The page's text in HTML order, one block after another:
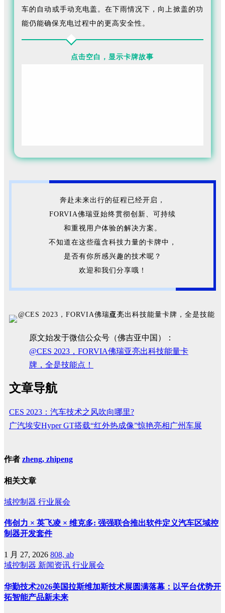
车的自动或手动充电盖。在下雨情况下，向上掀盖的功
能仍能确保充电过程中的更高安全性。
点击空白，显示卡牌故事
奔赴未来出行的征程已经开启，
FORVIA佛瑞亚始终贯彻创新、可持续
和重视用户体验的解决方案。
不知道在这些蕴含科技力量的卡牌中，
是否有你所感兴趣的技术呢？
欢迎和我们分享哦！
原文始发于微信公众号（佛吉亚中国）：
@CES 2023，FORVIA佛瑞亚亮出科技能量卡
牌，全是技能点！
文章导航
CES 2023：汽车技术之风吹向哪里?
广汽埃安Hyper GT搭载“红外热成像”惊艳亮相广州车展
作者 zheng, zhipeng
相关文章
域控制器 行业展会
伟创力 × 英飞凌 × 维克多: 强强联合推出软件定义汽车区域控
制器开发套件
1 月 27, 2026 808, ab
域控制器 新闻资讯 行业展会
华勤技术2026美国拉斯维加斯技术展圆满落幕：以平台优势开
拓智能产品新未来